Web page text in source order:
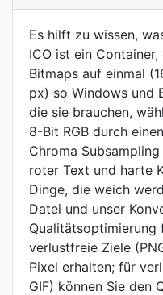
Es hilft zu wissen,
ICO ist ein
Bitmaps auf einmal
px) so Windows und
die sie brauchen,
8-Bit RGB durch
Chroma
roter Text und harte
Dinge, die weich
Datei und unser
verlustfreie Ziele
Pixel erhalten; für
GIF) können Sie den